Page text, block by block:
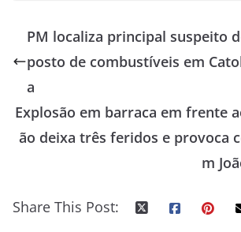
PM localiza principal suspeito
posto de combustíveis em
a
Explosão em barraca em frente
ão deixa três feridos e provoca
m
Share This Post: